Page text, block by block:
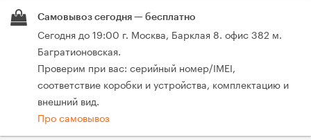
Самовывоз сегодня — бесплатно
Сегодня до 19:00 г. Москва, Барклая 8. офис 382 м.
Багратионовская.
Проверим при вас: серийный номер/IMEI,
соответствие коробки и устройства, комплектацию и
внешний вид.
Про самовывоз